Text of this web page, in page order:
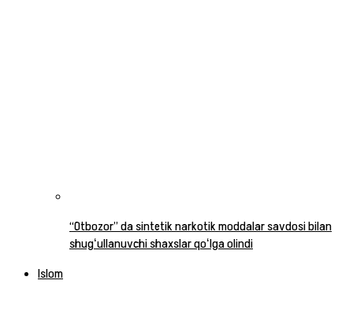
“Otbozor” da sintetik narkotik moddalar savdosi bilan
shugʻullanuvchi shaxslar qoʻlga olindi
Islom